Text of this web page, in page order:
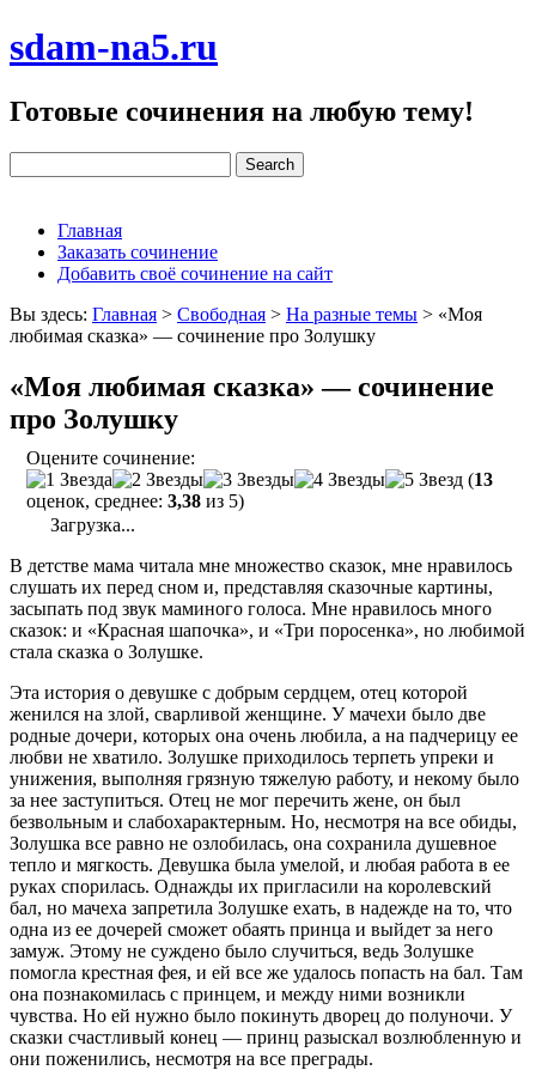
sdam-na5.ru
Готовые сочинения на любую тему!
Главная
Заказать сочинение
Добавить своё сочинение на сайт
Вы здесь: Главная > Свободная > На разные темы > «Моя
любимая сказка» — сочинение про Золушку
«Моя любимая сказка» — сочинение
про Золушку
Оцените сочинение:
(13
оценок, среднее: 3,38 из 5)
Загрузка...
В детстве мама читала мне множество сказок, мне нравилось
слушать их перед сном и, представляя сказочные картины,
засыпать под звук маминого голоса. Мне нравилось много
сказок: и «Красная шапочка», и «Три поросенка», но любимой
стала сказка о Золушке.
Эта история о девушке с добрым сердцем, отец которой
женился на злой, сварливой женщине. У мачехи было две
родные дочери, которых она очень любила, а на падчерицу ее
любви не хватило. Золушке приходилось терпеть упреки и
унижения, выполняя грязную тяжелую работу, и некому было
за нее заступиться. Отец не мог перечить жене, он был
безвольным и слабохарактерным. Но, несмотря на все обиды,
Золушка все равно не озлобилась, она сохранила душевное
тепло и мягкость. Девушка была умелой, и любая работа в ее
руках спорилась. Однажды их пригласили на королевский
бал, но мачеха запретила Золушке ехать, в надежде на то, что
одна из ее дочерей сможет обаять принца и выйдет за него
замуж. Этому не суждено было случиться, ведь Золушке
помогла крестная фея, и ей все же удалось попасть на бал. Там
она познакомилась с принцем, и между ними возникли
чувства. Но ей нужно было покинуть дворец до полуночи. У
сказки счастливый конец — принц разыскал возлюбленную и
они поженились, несмотря на все преграды.